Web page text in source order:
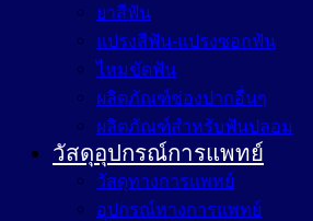
ยาสีฟัน
แปรงสีฟัน-แปรงซอกฟัน
ไหมขัดฟัน
ผลิตภัณฑ์ช่องปากอื่นๆ
ผลิตภัณฑ์สำหรับฟันปลอม
วัสดุอุปกรณ์การแพทย์
วัสดุทางการแพทย์
อุปกรณ์ทางการแพทย์